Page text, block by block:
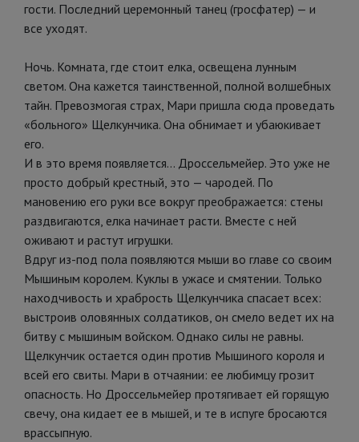
гости. Последний церемонный танец (гросфатер) — и
все уходят.
Ночь. Комната, где стоит елка, освещена лунным
светом. Она кажется таинственной, полной волшебных
тайн. Превозмогая страх, Мари пришла сюда проведать
«больного» Щелкунчика. Она обнимает и убаюкивает
его.
И в это время появляется... Дроссельмейер. Это уже не
просто добрый крестный, это — чародей. По
мановению его руки все вокруг преображается: стены
раздвигаются, елка начинает расти. Вместе с ней
оживают и растут игрушки.
Вдруг из-под пола появляются мыши во главе со своим
Мышиным королем. Куклы в ужасе и смятении. Только
находчивость и храбрость Щелкунчика спасает всех:
выстроив оловянных солдатиков, он смело ведет их на
битву с мышиным войском. Однако силы не равны.
Щелкунчик остается один против Мышиного короля и
всей его свиты. Мари в отчаянии: ее любимцу грозит
опасность. Но Дроссельмейер протягивает ей горящую
свечу, она кидает ее в мышей, и те в испуге бросаются
врассыпную.